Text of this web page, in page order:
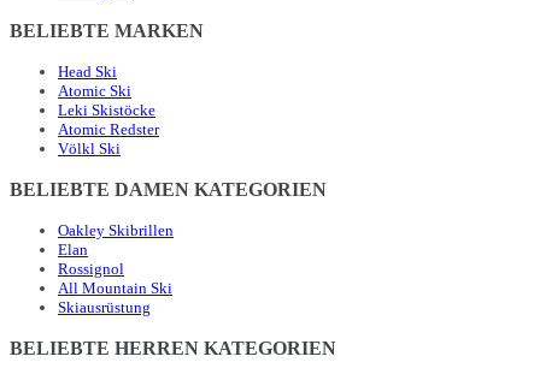
BELIEBTE MARKEN
Head Ski
Atomic Ski
Leki Skistöcke
Atomic Redster
Völkl Ski
BELIEBTE DAMEN KATEGORIEN
Oakley Skibrillen
Elan
Rossignol
All Mountain Ski
Skiausrüstung
BELIEBTE HERREN KATEGORIEN